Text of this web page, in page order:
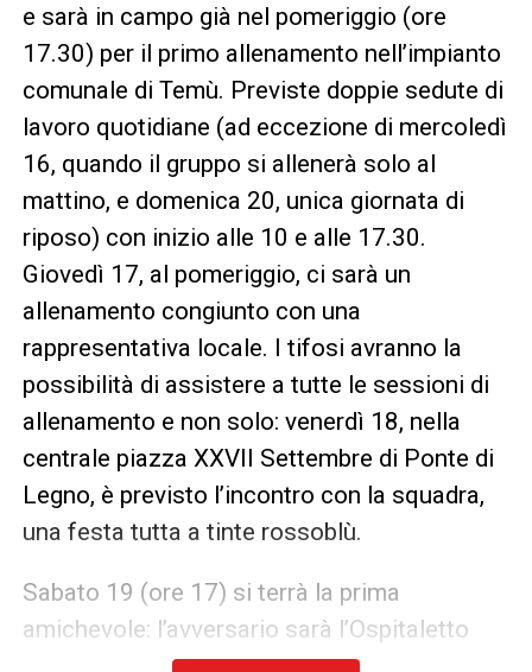
e sarà in campo già nel pomeriggio (ore
17.30) per il primo allenamento nell’impianto
comunale di Temù. Previste doppie sedute di
lavoro quotidiane (ad eccezione di mercoledì
16, quando il gruppo si allenerà solo al
mattino, e domenica 20, unica giornata di
riposo) con inizio alle 10 e alle 17.30.
Giovedì 17, al pomeriggio, ci sarà un
allenamento congiunto con una
rappresentativa locale. I tifosi avranno la
possibilità di assistere a tutte le sessioni di
allenamento e non solo: venerdì 18, nella
centrale piazza XXVII Settembre di Ponte di
Legno, è previsto l’incontro con la squadra,
una festa tutta a tinte rossoblù.
Sabato 19 (ore 17) si terrà la prima
amichevole: l’avversario sarà l’Ospitaletto
Franciacorta, neo promossa in Serie C.